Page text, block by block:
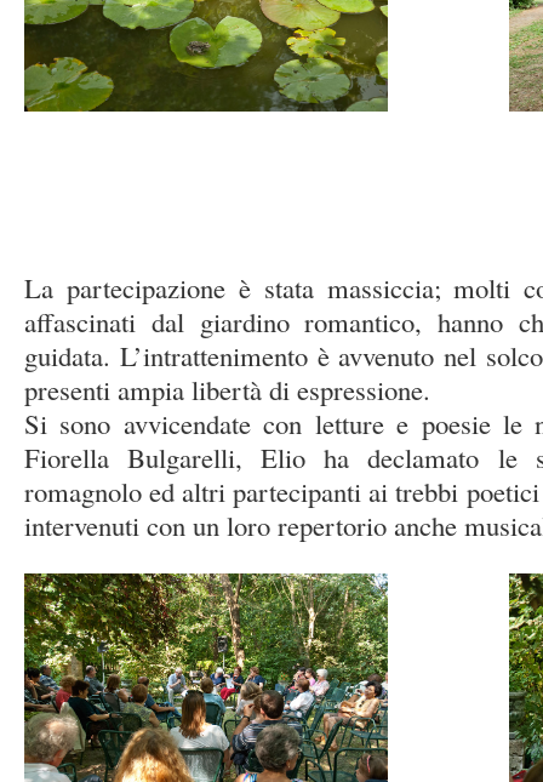
La partecipazione è stata massiccia; molti
affascinati dal giardino romantico, hanno
guidata. L’intrattenimento è avvenuto nel
presenti ampia libertà di espressione.
Si sono avvicendate con letture e poesie le
Fiorella Bulgarelli, Elio ha declamato le
romagnolo ed altri partecipanti ai trebbi
intervenuti con un loro repertorio anche